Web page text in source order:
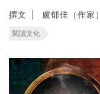
撰文 盧郁佳（作家）
閱讀文化